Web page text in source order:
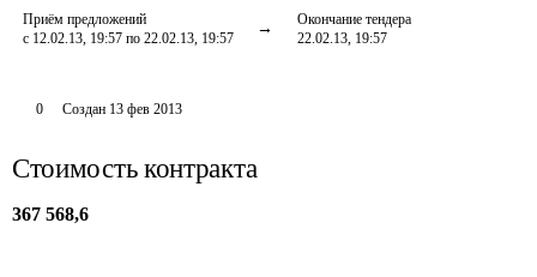
Приём предложений
с 12.02.13, 19:57 по 22.02.13, 19:57
Окончание тендера
22.02.13, 19:57
0 Создан 13 фев 2013
Стоимость контракта
367 568,6